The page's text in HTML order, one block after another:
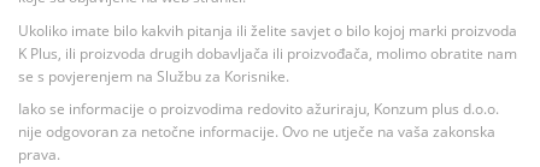
Ukoliko imate bilo kakvih pitanja ili želite savjet o bilo kojoj marki proizvoda
K Plus, ili proizvoda drugih dobavljača ili proizvođača, molimo obratite nam
se s povjerenjem na Službu za Korisnike.
Iako se informacije o proizvodima redovito ažuriraju, Konzum plus d.o.o.
nije odgovoran za netočne informacije. Ovo ne utječe na vaša zakonska
prava.